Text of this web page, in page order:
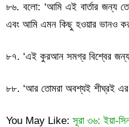
৮৬. বলো: ‘আমি এই বার্তার জন্য
এবং আমি এমন কিছু হওয়ার ভানও
৮৭. ‘এই কুরআন সমগ্র বিশ্বের
৮৮. ‘আর তোমরা অবশ্যই শীঘ্রই এর
You May Like: সূরা ৩৬: ইয়া-